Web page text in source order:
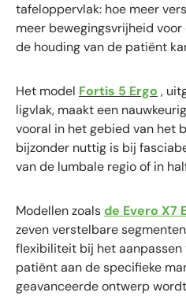
tafeloppervlak: hoe meer
meer bewegingsvrijheid
de houding van de patiënt
Het model Fortis 5 Ergo ,
ligvlak, maakt een
vooral in het gebied van het
bijzonder nuttig is bij
van de lumbale regio of in
Modellen zoalsde Evero X7
zeven verstelbare
flexibiliteit bij het aanpassen
patiënt aan de specifieke
geavanceerde ontwerp